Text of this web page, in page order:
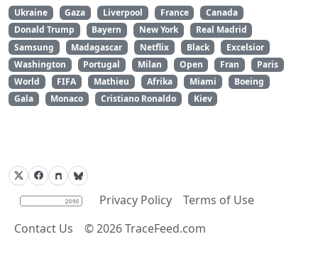
Ukraine Gaza Liverpool France
Canada
Donald Trump
Bayern New York
Real Madrid
Samsung
Madagascar Netflix Black
Excelsior
Washington
Portugal Milan Open Fran
Paris
World
FIFA Mathieu Afrika Miami
Boeing
Gala
Monaco Cristiano Ronaldo Kiev
Privacy Policy
Terms of Use
Contact Us
©2026TraceFeed.com